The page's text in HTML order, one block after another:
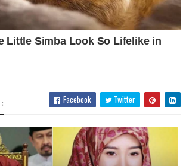
Facebook Twitter